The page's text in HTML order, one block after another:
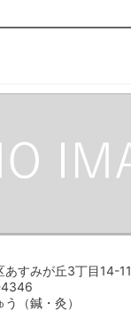
あすみが丘3丁目14-11
（鍼・灸）